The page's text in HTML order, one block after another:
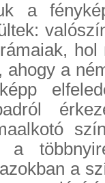
a
ahogy a
a
a